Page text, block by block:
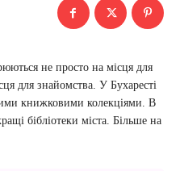
не просто на місця для
для знайомства. У Бухаресті
книжковими колекціями. В
бібліотеки міста. Більше на